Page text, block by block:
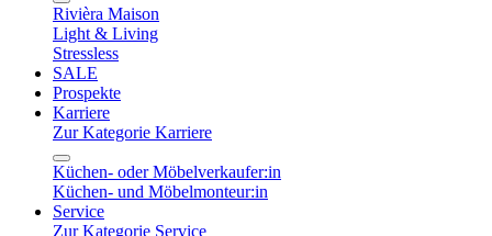
Rivièra Maison
Light & Living
Stressless
SALE
Prospekte
Karriere
Zur Kategorie Karriere
Küchen- oder Möbelverkaufer:in
Küchen- und Möbelmonteur:in
Service
Zur Kategorie Service